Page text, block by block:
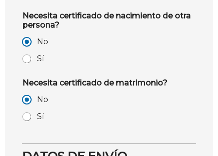
Necesita certificado de nacimiento de otra
persona?
No
Sí
Necesita certificado de matrimonio?
No
Sí